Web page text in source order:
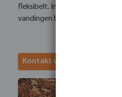
fleksibelt. Installationen bliver
vandingen bliver både mere
Kontakt vores